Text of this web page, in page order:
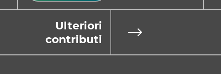
Ulteriori
contributi